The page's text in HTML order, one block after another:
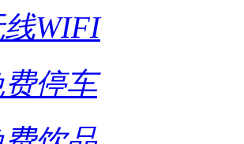
线WIFI
费停车